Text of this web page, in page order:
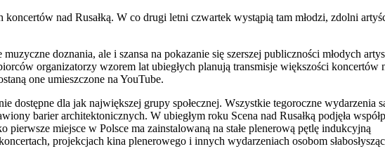
nad Rusałką. W co drugi letni czwartek wystąpią tam młodzi, zdolni
doznania, ale i szansa na pokazanie się szerszej publiczności młodych
organizatorzy wzorem lat ubiegłych planują transmisje większości koncertów
one umieszczone na YouTube.
dostępne dla jak największej grupy społecznej. Wszystkie tegoroczne wydarzenia
barier architektonicznych. W ubiegłym roku Scena nad Rusałką podjęła
pierwsze miejsce w Polsce ma zainstalowaną na stałe plenerową pętlę indukcyjną
projekcjach kina plenerowego i innych wydarzeniach osobom